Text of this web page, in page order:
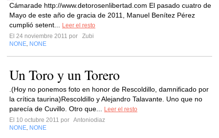
Cámarade http://www.detorosenlibertad.com El pasado cuatro de
Mayo de este año de gracia de 2011, Manuel Benítez Pérez
cumplió setent...
Leer el resto
El 24 noviembre 2011 por
Zubi
NONE NONE
Un Toro y un Torero
.(Hoy no ponemos foto en honor de Rescoldillo, damnificado por
la crítica taurina)Rescoldillo y Alejandro Talavante. Uno que no
parecía de Cuvillo. Otro que...
Leer el resto
El 10 octubre 2011 por Antoniodiaz
NONE NONE